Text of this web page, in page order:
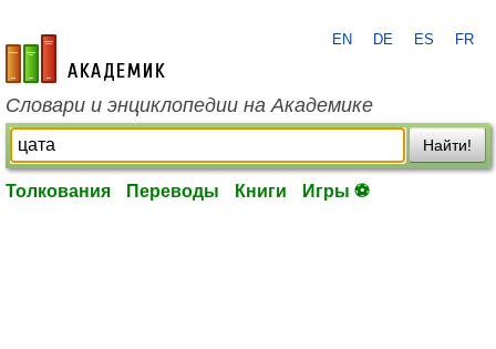
academic.ru
EN DE ES FR
Словари и энциклопедии на Академике
Найти!
Толкования Переводы Книги Игры ⚽